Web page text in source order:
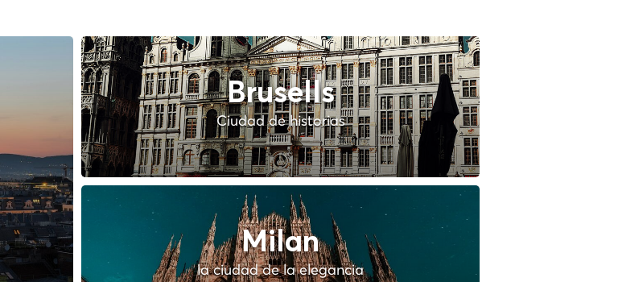
Brusells
Ciudad de historias
Milan
la ciudad de la elegancia